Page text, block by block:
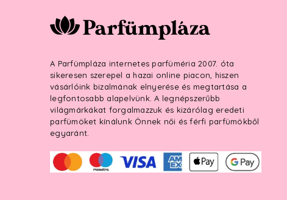
A Parfümpláza internetes parfüméria 2007. óta
sikeresen szerepel a hazai online piacon, hiszen
vásárlóink bizalmának elnyerése és megtartása a
legfontosabb alapelvünk. A legnépszerűbb
világmárkákat forgalmazzuk és kizárólag eredeti
parfümöket kínálunk Önnek női és férfi parfümökből
egyaránt.